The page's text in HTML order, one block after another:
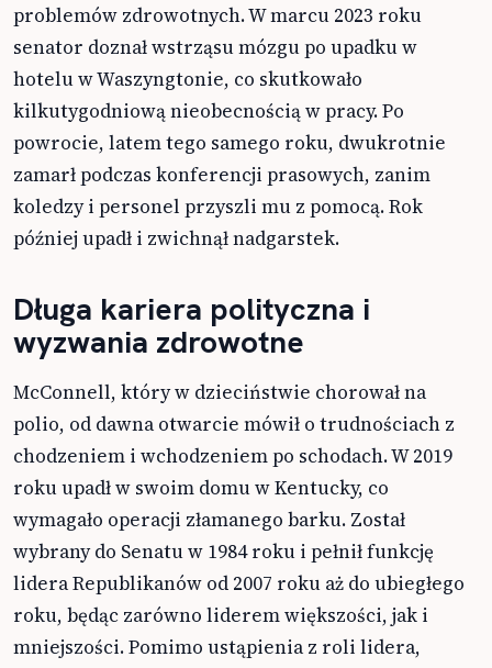
problemów zdrowotnych. W marcu 2023 roku
senator doznał wstrząsu mózgu po upadku w
hotelu w Waszyngtonie, co skutkowało
kilkutygodniową nieobecnością w pracy. Po
powrocie, latem tego samego roku, dwukrotnie
zamarł podczas konferencji prasowych, zanim
koledzy i personel przyszli mu z pomocą. Rok
później upadł i zwichnął nadgarstek.
Długa kariera polityczna i
wyzwania zdrowotne
McConnell, który w dzieciństwie chorował na
polio, od dawna otwarcie mówił o trudnościach z
chodzeniem i wchodzeniem po schodach. W 2019
roku upadł w swoim domu w Kentucky, co
wymagało operacji złamanego barku. Został
wybrany do Senatu w 1984 roku i pełnił funkcję
lidera Republikanów od 2007 roku aż do ubiegłego
roku, będąc zarówno liderem większości, jak i
mniejszości. Pomimo ustąpienia z roli lidera,